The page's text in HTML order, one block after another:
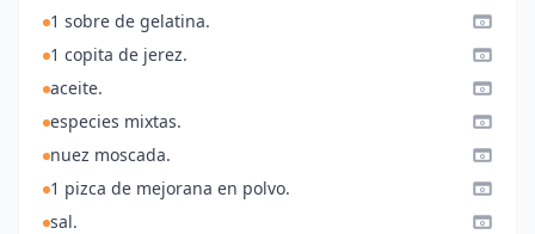
1 sobre de gelatina.
1 copita de jerez.
aceite.
especies mixtas.
nuez moscada.
1 pizca de mejorana en polvo.
sal.